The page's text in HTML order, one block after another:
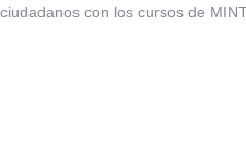
ciudadanos con los cursos de